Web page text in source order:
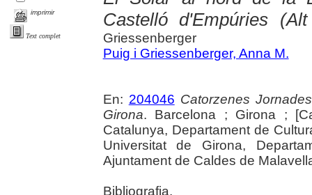
imprimir
Text complet
Castelló d'Empúries
Griessenberger
Puig i Griessenberger, Anna M.
En: 204046 Catorzenes
Girona. Barcelona ; Girona ;
Catalunya, Departament de
Universitat de Girona,
Ajuntament de Caldes de
Bibliografia.